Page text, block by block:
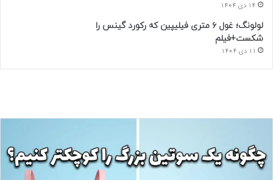
14 دی 1404
لولونگ؛ غول ۶ متری فیلیپین که رکورد گینس را
شکست+فیلم
11 دی 1404